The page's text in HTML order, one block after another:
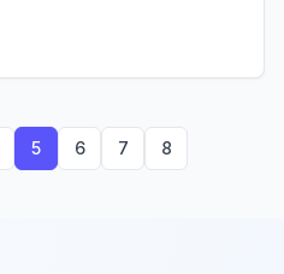
5 6 7 8